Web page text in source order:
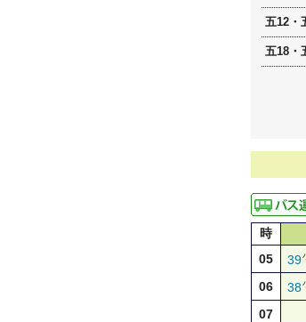
五12・
五18・
時
05
39
06 38
07